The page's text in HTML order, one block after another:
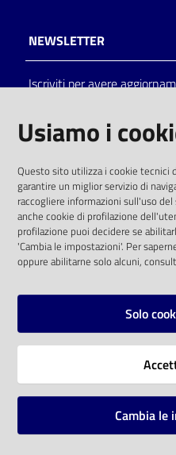
Catalogo
on line
Eventi
Chiedi al
bibliotecario
NEWSLETTER
Iscriviti per avere
solo alle condizioni
comunitaria 2003/98/CE e
SOCIAL
Instagram
Vai alla pagina
Mappa del sito
Usiamo i
Questo sito utilizza i cookie tecnici
garantire un miglior servizio di
raccogliere informazioni sull'uso
anche cookie di profilazione
profilazione puoi decidere se
'Cambia le impostazioni'. Per
oppure abilitarne solo alcuni,
Solo
Cambia le